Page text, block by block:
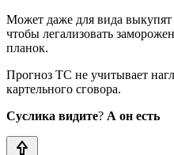
Может даже для вида выкупят
чтобы легализовать
планок.
Прогноз ТС не учитывает
картельного сговора.
Суслика видите? А он есть